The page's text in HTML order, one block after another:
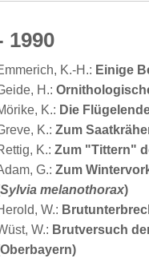
1990
K.-H.: Einige
H.:
K.: Die
K.: Zum
K.: Zum "Tittern"
G.: Zum
Sylvia melanothorax)
W.:
W.: Brutversuch